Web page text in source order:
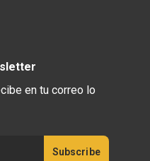
en tu correo lo